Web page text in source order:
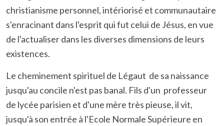
christianisme personnel, intériorisé et communautaire
s'enracinant dans l'esprit qui fut celui de Jésus, en vue
de l'actualiser dans les diverses dimensions de leurs
existences.
Le cheminement spirituel de Légaut de sa naissance
jusqu'au concile n'est pas banal. Fils d'un professeur
de lycée parisien et d'une mère très pieuse, il vit,
jusqu'à son entrée à l'Ecole Normale Supérieure en